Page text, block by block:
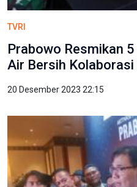
TVRI
Prabowo Resmikan
Air Bersih Kolaborasi
20 Desember 2023 22:15